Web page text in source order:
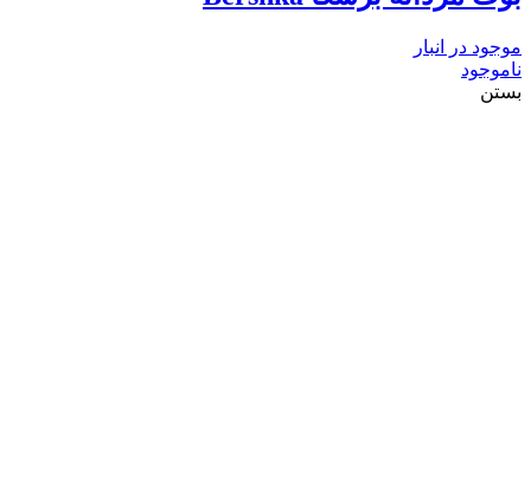
موجود در انبار
ناموجود
بستن